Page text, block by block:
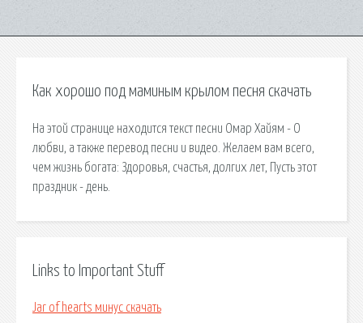
Как хорошо под маминым крылом песня скачать
На этой странице находится текст песни Омар Хайям - О
любви, а также перевод песни и видео. Желаем вам всего,
чем жизнь богата: Здоровья, счастья, долгих лет, Пусть этот
праздник - день.
Links to Important Stuff
Jar of hearts минус скачать